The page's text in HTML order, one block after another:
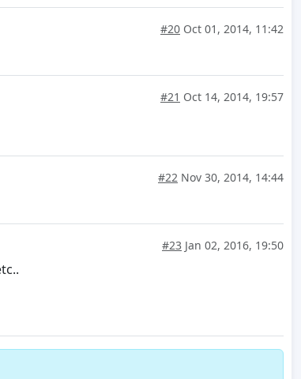
#20 Oct 01, 2014, 11:42
#21 Oct 14, 2014, 19:57
#22 Nov 30, 2014, 14:44
#23 Jan 02, 2016, 19:50